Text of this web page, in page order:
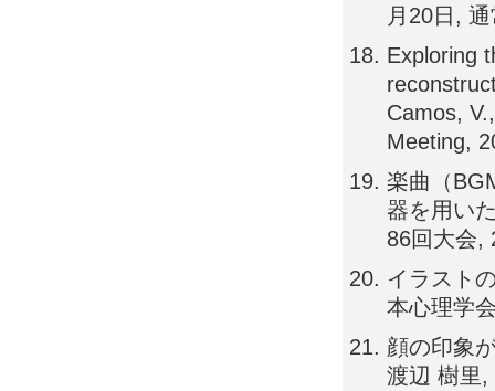
月20日,
Exploring
Camos,
Meeting,
楽曲（
器を用い
86回大会,
イラスト
本心理学
顔の印象
渡辺 樹里,